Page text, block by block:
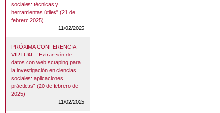
sociales: técnicas y
herramientas útiles" (21 de
febrero 2025)
11/02/2025
PRÓXIMA CONFERENCIA
VIRTUAL: “Extracción de
datos con web scraping para
la investigación en ciencias
sociales: aplicaciones
prácticas” (20 de febrero de
2025)
11/02/2025